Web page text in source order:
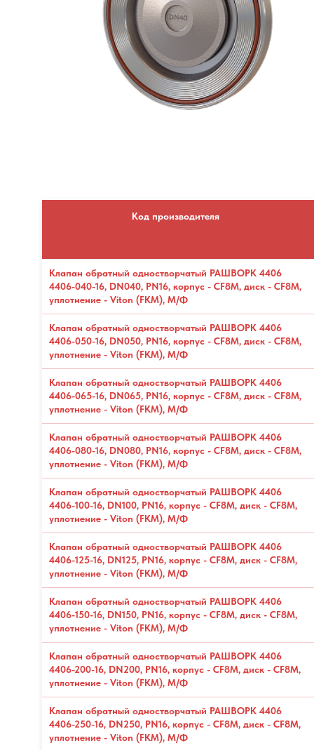
Код производителя
Клапан обратный одностворчатый РАШВОРК 4406
4406-040-16, DN040, PN16, корпус - CF8M, диск - CF8М,
уплотнение - Viton (FKM), М/Ф
Клапан обратный одностворчатый РАШВОРК 4406
4406-050-16, DN050, PN16, корпус - CF8M, диск - CF8М,
уплотнение - Viton (FKM), М/Ф
Клапан обратный одностворчатый РАШВОРК 4406
4406-065-16, DN065, PN16, корпус - CF8M, диск - CF8М,
уплотнение - Viton (FKM), М/Ф
Клапан обратный одностворчатый РАШВОРК 4406
4406-080-16, DN080, PN16, корпус - CF8M, диск - CF8М,
уплотнение - Viton (FKM), М/Ф
Клапан обратный одностворчатый РАШВОРК 4406
4406-100-16, DN100, PN16, корпус - CF8M, диск - CF8М,
уплотнение - Viton (FKM), М/Ф
Клапан обратный одностворчатый РАШВОРК 4406
4406-125-16, DN125, PN16, корпус - CF8M, диск - CF8М,
уплотнение - Viton (FKM), М/Ф
Клапан обратный одностворчатый РАШВОРК 4406
4406-150-16, DN150, PN16, корпус - CF8M, диск - CF8М,
уплотнение - Viton (FKM), М/Ф
Клапан обратный одностворчатый РАШВОРК 4406
4406-200-16, DN200, PN16, корпус - CF8M, диск - CF8М,
уплотнение - Viton (FKM), М/Ф
Клапан обратный одностворчатый РАШВОРК 4406
4406-250-16, DN250, PN16, корпус - CF8M, диск - CF8М,
уплотнение - Viton (FKM), М/Ф